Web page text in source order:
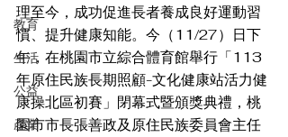
教育
生活
公益
產業
理至今，成功促進長者養成良好運動習
慣、提升健康知能。今（11/27）日下
午，在桃園市立綜合體育館舉行「113
年原住民族長期照顧-文化健康站活力健
康操北區初賽」閉幕式暨頒獎典禮，桃
園市市長張善政及原住民族委員會主任